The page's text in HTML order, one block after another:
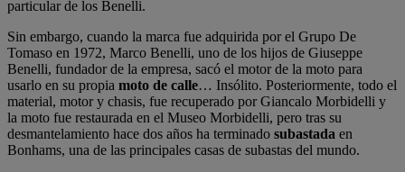
particular de los Benelli.
Sin embargo, cuando la marca fue adquirida por el Grupo De
Tomaso en 1972, Marco Benelli, uno de los hijos de Giuseppe
Benelli, fundador de la empresa, sacó el motor de la moto para
usarlo en su propia moto de calle… Insólito. Posteriormente, todo el
material, motor y chasis, fue recuperado por Giancalo Morbidelli y
la moto fue restaurada en el Museo Morbidelli, pero tras su
desmantelamiento hace dos años ha terminado subastada en
Bonhams, una de las principales casas de subastas del mundo.